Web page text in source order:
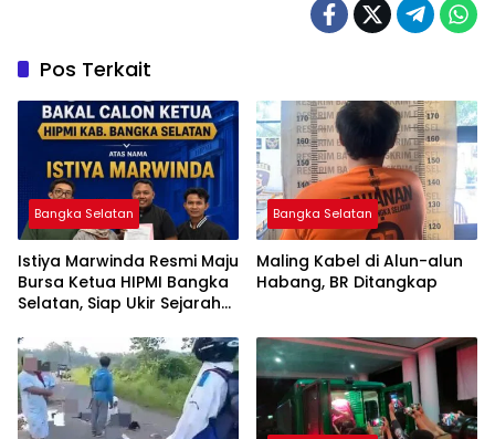
Pos Terkait
Bangka Selatan
Istiya Marwinda Resmi Maju
Bursa Ketua HIPMI Bangka
Selatan, Siap Ukir Sejarah
Pertama
Bangka Selatan
Maling Kabel di Alun-alun
Habang, BR Ditangkap